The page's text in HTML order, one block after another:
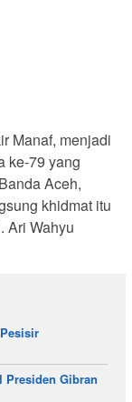
Manaf, menjadi
ke-79 yang
Aceh,
khidmat itu
Ari Wahyu
Presiden Gibran